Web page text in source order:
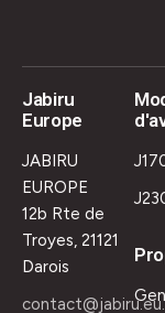
Jabiru
Europe
JABIRU
EUROPE
12b Rte de
Troyes, 21121
Darois